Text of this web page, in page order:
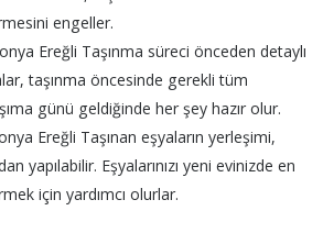
engeller.
Ereğli Taşınma süreci önceden detaylı
taşınma öncesinde gerekli tüm
günü geldiğinde her şey hazır olur.
Ereğli Taşınan eşyaların yerleşimi,
yapılabilir. Eşyalarınızı yeni evinizde en
için yardımcı olurlar.